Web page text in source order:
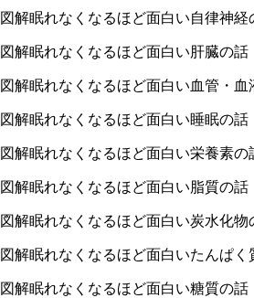
図解眠れなくなるほど面白い自律神経
図解眠れなくなるほど面白い肝臓の話
図解眠れなくなるほど面白い血管・血
図解眠れなくなるほど面白い睡眠の話
図解眠れなくなるほど面白い栄養素の
図解眠れなくなるほど面白い脂質の話
図解眠れなくなるほど面白い炭水化物
図解眠れなくなるほど面白いたんぱく
図解眠れなくなるほど面白い糖質の話